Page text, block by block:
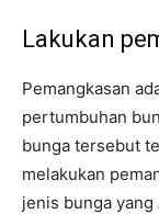
Lakukan
Pemangkasan
pertumbuhan
bunga tersebut
melakukan
jenis bunga yang